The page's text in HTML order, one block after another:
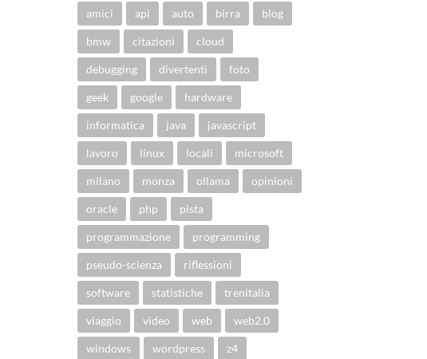
amici api auto birra blog
bmw citazioni cloud
debugging divertenti foto
geek google hardware
informatica java javascript
lavoro linux locali microsoft
milano monza ollama opinioni
oracle php pista
programmazione programming
pseudo-scienza riflessioni
software statistiche trenitalia
viaggio video web web2.0
windows wordpress z4